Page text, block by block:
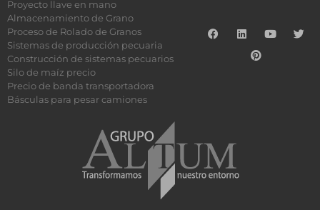
Proyecto llave en mano
Almacenamiento de Grano
Proceso de Rolado de Granos
Sistemas de producción pecuaria
Construcción de sistemas pecuarios
Silo de maíz precio
Precio de banda transportadora
Básculas para pesar camiones